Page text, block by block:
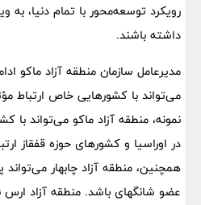
رویکرد توسعه‌محور با تمام دنیا، به
داشته باشند.
مدیرعامل سازمان منطقه آزاد ماکو
می‌تواند با کشورهایی خاص ارتباط
نمونه، منطقه آزاد ماکو می‌تواند
در اوراسیا و کشورهای حوزه قفقاز
همچنین، منطقه آزاد چابهار
عضو شانگهای باشد. منطقه آزاد ارس